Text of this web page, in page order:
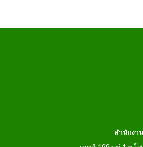
สำนักงา